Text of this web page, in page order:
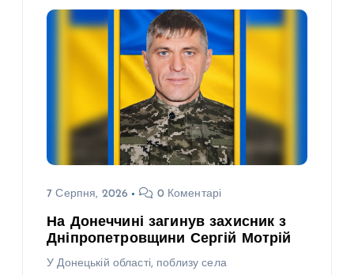
7 Серпня, 2026 0 Коментарі
На Донеччині загинув захисник з
Дніпропетровщини Сергій Мотрій
У Донецькій області, поблизу села